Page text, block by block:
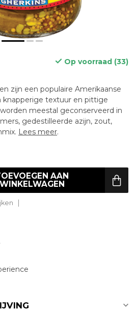
Op voorraad (33)
zijn een populaire Amerikaanse
knapperige textuur en pittige
meestal geconserveerd in
gedestilleerde azijn, zout,
Lees meer.
AAN
WINKELWAGEN